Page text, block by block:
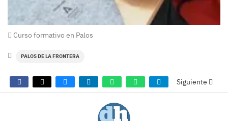
Curso formativo en Palos
PALOS DE LA FRONTERA
Siguiente